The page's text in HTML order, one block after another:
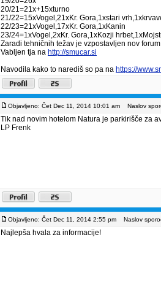
20/21=21x+15xturno
21/22=15xVogel,21xKr. Gora,1xstari
22/23=21xVogel,17xKr. Gora,1xKanin
23/24=1xVogel,2xKr. Gora,1xKozji
Zaradi tehničnih težav je vzpostavljen nov
Vabljen tja na http://smucar.si
Navodila kako to narediš so pa na https://
Objavljeno: Čet Dec 11, 2014 10:01 am Naslov
Tik nad novim hotelom Natura je parkirišče za
LP Frenk
Objavljeno: Čet Dec 11, 2014 2:55 pm Naslov
Najlepša hvala za informacije!